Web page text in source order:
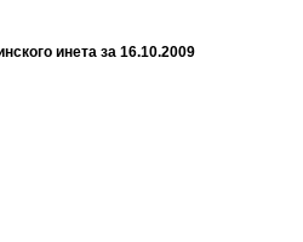
инета за 16.10.2009